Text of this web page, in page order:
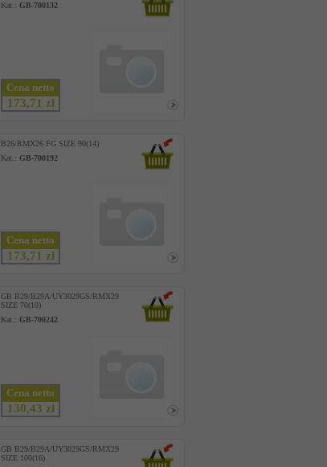
Kat.: GB-700132
Cena netto
173,71 zł
B26/RMX26 FG SIZE 90(14)
Kat.: GB-700192
Cena netto
173,71 zł
GB B29/B29A/UY3029GS/RMX29
SIZE 70(10)
Kat.: GB-700242
Cena netto
130,43 zł
GB B29/B29A/UY3029GS/RMX29
SIZE 100(16)